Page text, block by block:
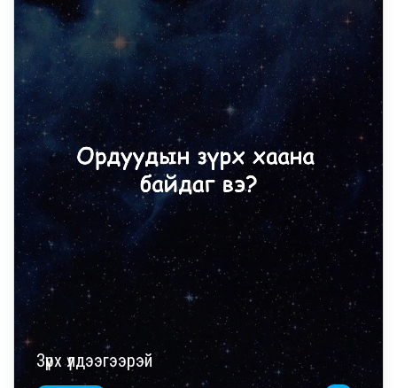
Зүрх үлдээгээрэй